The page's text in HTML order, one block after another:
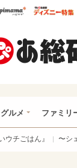
ぴあ総研ハピママ*
グルメ ファミリ
ウチごはん』 〜シ